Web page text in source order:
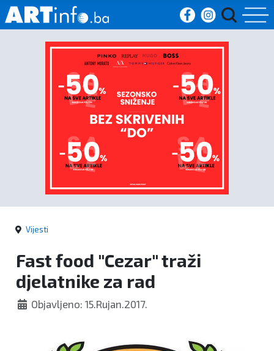
Početna
Vijesti
Kultura
Crna
kronika
Politika
Zanimljivosti
Vijesti
Fast food "Cezar" traži
djelatnike za rad
Objavljeno: 15.Rujan.2017.